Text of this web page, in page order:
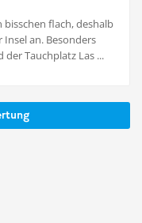
bisschen flach, deshalb
an. Besonders
der Tauchplatz Las ...